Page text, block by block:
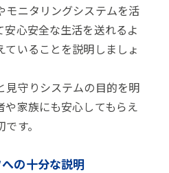
モニタリングシステムを活
心安全な生活を送れるよ
ていることを説明しましょ
見守りシステムの目的を明
家族にも安心してもらえ
す。
の十分な説明